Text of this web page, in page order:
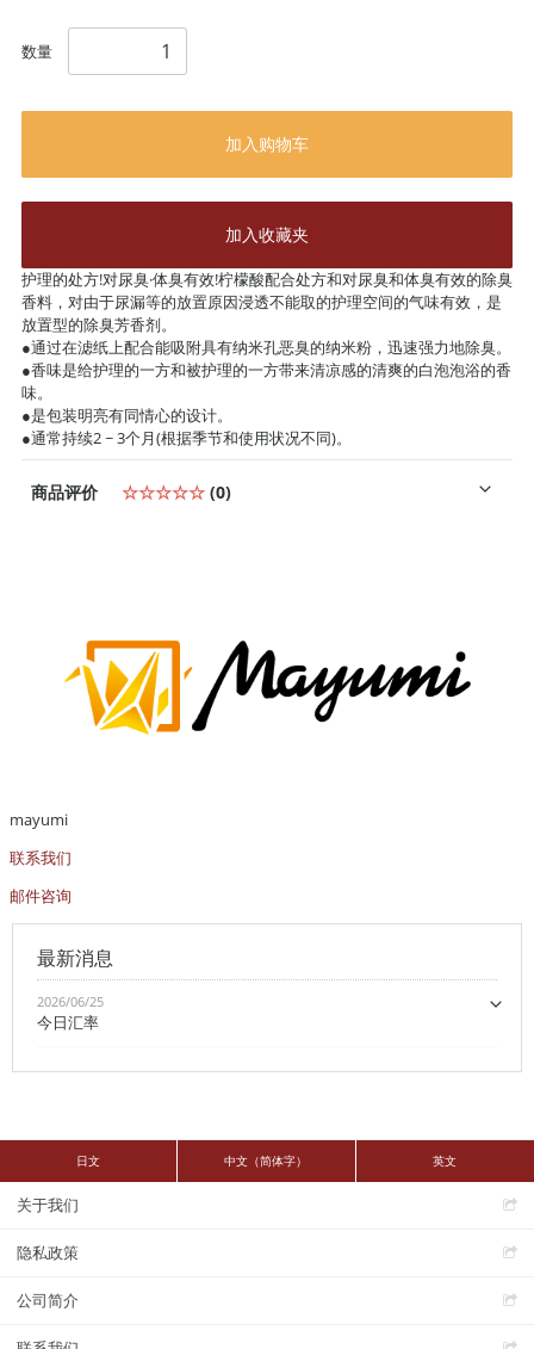
数量
加入购物车
加入收藏夹
护理的处方!对尿臭·体臭有效!柠檬酸配合处方和对尿臭和体臭有效的除臭
香料，对由于尿漏等的放置原因浸透不能取的护理空间的气味有效，是
放置型的除臭芳香剂。
●通过在滤纸上配合能吸附具有纳米孔恶臭的纳米粉，迅速强力地除臭。
●香味是给护理的一方和被护理的一方带来清凉感的清爽的白泡泡浴的香
味。
●是包装明亮有同情心的设计。
●通常持续2 ~ 3个月(根据季节和使用状况不同)。
商品评价 ☆☆☆☆☆ (0)
mayumi
联系我们
邮件咨询
最新消息
2026/06/25
今日汇率
日文 中文（简体字） 英文
关于我们
隐私政策
公司简介